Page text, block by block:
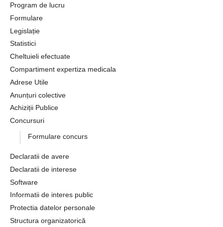
Program de lucru
Formulare
Legislație
Statistici
Cheltuieli efectuate
Compartiment expertiza medicala
Adrese Utile
Anunțuri colective
Achiziții Publice
Concursuri
Formulare concurs
Declaratii de avere
Declaratii de interese
Software
Informatii de interes public
Protectia datelor personale
Structura organizatorică